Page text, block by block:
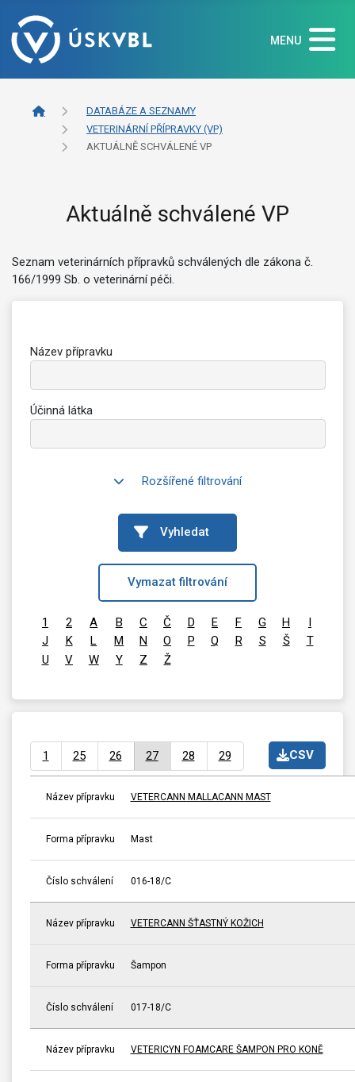
MENU
DATABÁZE A SEZNAMY
VETERINÁRNÍ PŘÍPRAVKY (VP)
AKTUÁLNĚ SCHVÁLENÉ VP
Aktuálně schválené VP
Seznam veterinárních přípravků schválených dle zákona č.
166/1999 Sb. o veterinární péči.
Název přípravku
Účinná látka
Rozšířené filtrování
Vyhledat
Vymazat filtrování
1 2 A B C Č D E F G H
I
J
K L M N O P Q R S Š
T
U
V W Y Z Ž
CSV
1 25 26 27 28 29
Název přípravku VETERCANN MALLACANN MAST
Forma přípravku Mast
Číslo schválení 016-18/C
Název přípravku VETERCANN ŠŤASTNÝ KOŽICH
Forma přípravku Šampon
Číslo schválení 017-18/C
Název přípravku VETERICYN FOAMCARE ŠAMPON PRO KONĚ